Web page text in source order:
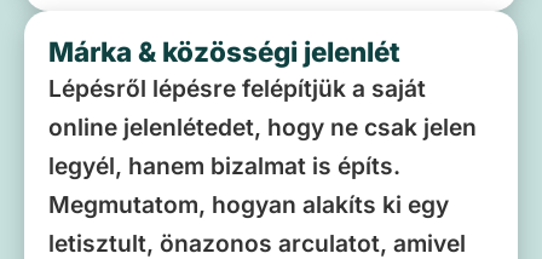
Márka & közösségi jelenlét
Lépésről lépésre felépítjük a saját
online jelenlétedet, hogy ne csak jelen
legyél, hanem bizalmat is építs.
Megmutatom, hogyan alakíts ki egy
letisztult, önazonos arculatot, amivel